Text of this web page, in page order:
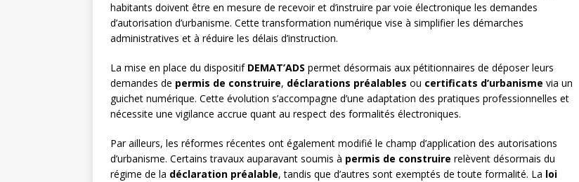
habitants doivent être en mesure de recevoir et d’instruire par voie électronique les demandes
d’autorisation d’urbanisme. Cette transformation numérique vise à simplifier les démarches
administratives et à réduire les délais d’instruction.
La mise en place du dispositif DEMAT’ADS permet désormais aux pétitionnaires de déposer leurs
demandes de permis de construire, déclarations préalables ou certificats d’urbanisme via un
guichet numérique. Cette évolution s’accompagne d’une adaptation des pratiques professionnelles et
nécessite une vigilance accrue quant au respect des formalités électroniques.
Par ailleurs, les réformes récentes ont également modifié le champ d’application des autorisations
d’urbanisme. Certains travaux auparavant soumis à permis de construire relèvent désormais du
régime de la déclaration préalable, tandis que d’autres sont exemptés de toute formalité. La loi